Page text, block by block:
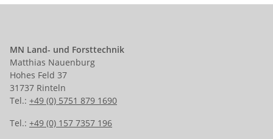
MN Land- und Forsttechnik
Matthias Nauenburg
Hohes Feld 37
31737 Rinteln
Tel.: +49 (0) 5751 879 1690
Tel.: +49 (0) 157 7357 196